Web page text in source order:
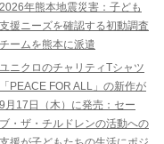
2026年熊本地震災害：子ども
支援ニーズを確認する初動調査
チームを熊本に派遣
ユニクロのチャリティTシャツ
「PEACE FOR ALL」の新作が
9月17日（木）に発売：セー
ブ・ザ・チルドレンの活動への